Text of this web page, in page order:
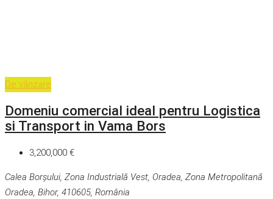
De vânzare
Domeniu comercial ideal pentru Logistica
si Transport in Vama Bors
3,200,000 €
Calea Borșului, Zona Industrială Vest, Oradea, Zona Metropolitană
Oradea, Bihor, 410605, România